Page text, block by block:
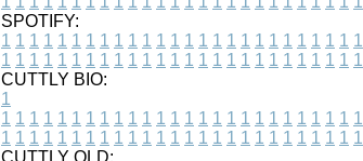
SPOTIFY:
1 1 1 1 1 1 1 1 1 1 1 1 1 1 1 1 1 1 1 1 1 1 1 1 1 1
1 1 1 1 1 1 1 1 1 1 1 1 1 1 1 1 1 1 1 1 1 1 1 1 1 1
CUTTLY BIO:
1
1 1 1 1 1 1 1 1 1 1 1 1 1 1 1 1 1 1 1 1 1 1 1 1 1 1
1 1 1 1 1 1 1 1 1 1 1 1 1 1 1 1 1 1 1 1 1 1 1 1 1 1